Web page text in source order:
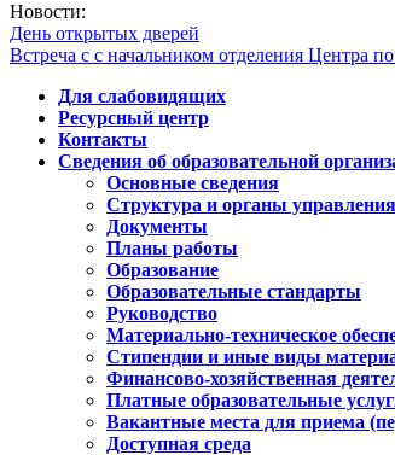
Новости:
День открытых дверей
Встреча с с начальником отделения Центра
Для слабовидящих
Ресурсный центр
Контакты
Сведения об образовательной
Основные сведения
Структура и органы
Документы
Планы работы
Образование
Образовательные стандарты
Руководство
Материально-техническое
Стипендии и иные виды
Финансово-хозяйственная
Платные образовательные
Вакантные места для приема
Доступная среда